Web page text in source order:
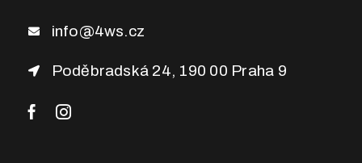
info@4ws.cz
Poděbradská 24, 190 00 Praha 9